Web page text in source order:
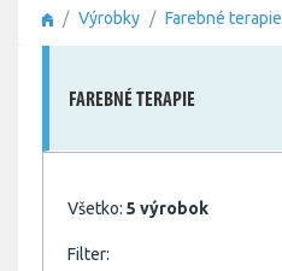
Výrobky Farebné terapie
FAREBNÉ TERAPIE
Všetko: 5 výrobok
Filter: